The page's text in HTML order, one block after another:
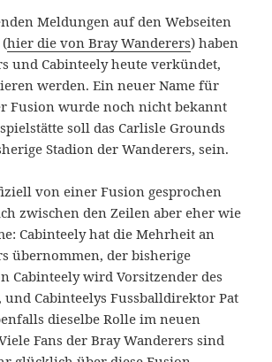
Meldungen auf den Webseiten
hier die von Bray Wanderers) haben
und Cabinteely heute verkündet,
werden. Ein neuer Name für
Fusion wurde noch nicht bekannt
soll das Carlisle Grounds
Stadion der Wanderers, sein.
von einer Fusion gesprochen
zwischen den Zeilen aber eher wie
Cabinteely hat die Mehrheit an
übernommen, der bisherige
Cabinteely wird Vorsitzender des
und Cabinteelys Fussballdirektor Pat
dieselbe Rolle im neuen
Fans der Bray Wanderers sind